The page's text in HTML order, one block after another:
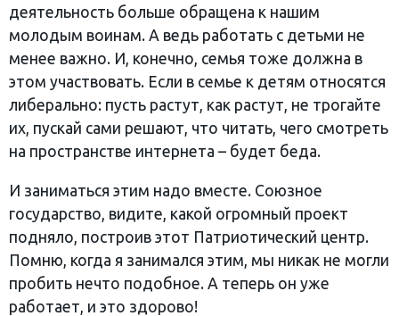
деятельность больше обращена к нашим
молодым воинам. А ведь работать с детьми не
менее важно. И, конечно, семья тоже должна в
этом участвовать. Если в семье к детям относятся
либерально: пусть растут, как растут, не трогайте
их, пускай сами решают, что читать, чего смотреть
на пространстве интернета – будет беда.
И заниматься этим надо вместе. Союзное
государство, видите, какой огромный проект
подняло, построив этот Патриотический центр.
Помню, когда я занимался этим, мы никак не могли
пробить нечто подобное. А теперь он уже
работает, и это здорово!